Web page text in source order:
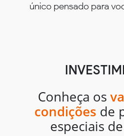
único pensado para
Conheça os
condições de
especiais